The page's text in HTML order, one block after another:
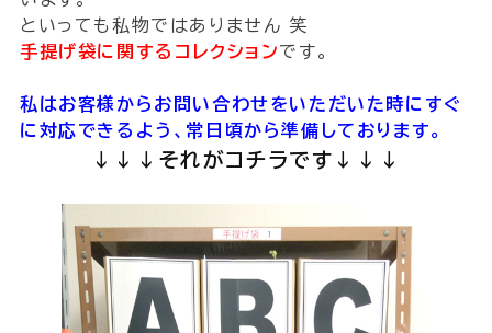
といっても私物ではありません 笑
手提げ袋に関するコレクションです。
私はお客様からお問い合わせをいただいた時にすぐ
に対応できるよう、常日頃から準備しております。
↓↓↓それがコチラです↓↓↓